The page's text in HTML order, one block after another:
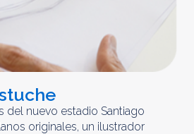
del nuevo estadio Santiago
originales, un ilustrador